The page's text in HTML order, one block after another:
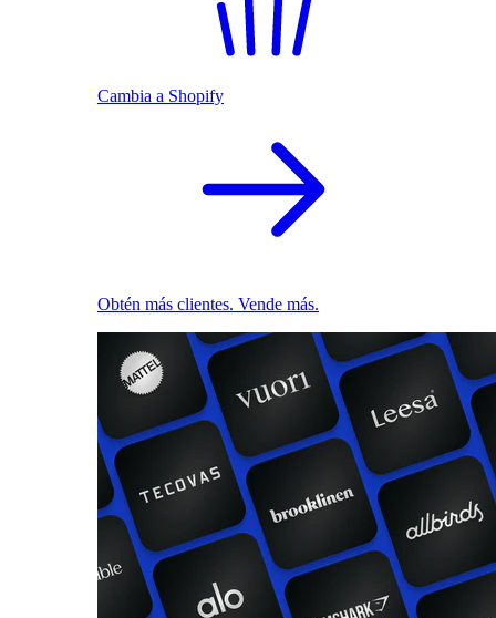
Cambia a Shopify
Obtén más clientes. Vende más.